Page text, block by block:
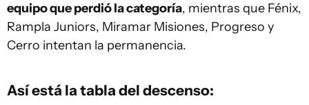
equipo que perdió la categoría, mientras que Fénix,
Rampla Juniors, Miramar Misiones, Progreso y
Cerro intentan la permanencia.
Así está la tabla del descenso: